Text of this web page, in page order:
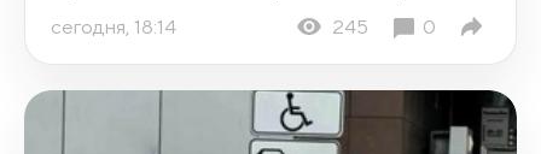
сегодня, 18:14 245 0